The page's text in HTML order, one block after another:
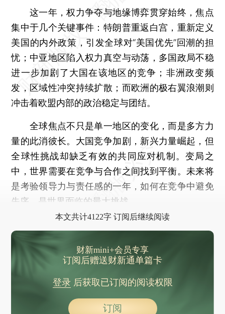
这一年，权力争夺与地缘博弈贯穿始终，焦点
集中于几个关键事件：特朗普重返白宫，重新定义
美国的内外政策，引发全球对“美国优先”回潮的担
忧；中亚地区陷入权力真空与动荡，多国政局不稳
进一步加剧了大国在该地区的竞争；非洲政变频
发，区域性冲突持续扩散；而欧洲的极右翼浪潮则
冲击着欧盟内部的政治稳定与团结。
全球焦点不只是单一地区的变化，而是多方力
量的此消彼长。大国竞争加剧，新兴力量崛起，但
全球性挑战却缺乏有效的共同应对机制。变局之
中，世界需要在竞争与合作之间找到平衡。未来将
是考验领导力与责任感的一年，如何在竞争中避免
失序，是世界面临的最大挑战。
本文共计4122字 订阅后继续阅读
财新mini+会员专享
订阅后赠送财新通单篇卡
登录后获取已订阅的阅读权限
订阅